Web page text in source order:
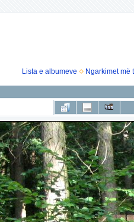
Lista e albumeve
Ngarkimet më